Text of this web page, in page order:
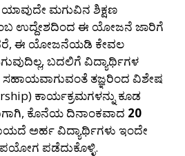
ಮಗುವಿನ ಶಿಕ್ಷಣ
ಉದ್ದೇಶದಿಂದ ಈ ಯೋಜನೆ ಜಾರಿಗೆ
ಈ ಯೋಜನೆಯಡಿ ಕೇವಲ
ಬದಲಿಗೆ ವಿದ್ಯಾರ್ಥಿಗಳ
ಸಹಾಯವಾಗುವಂತೆ ತಜ್ಞರಿಂದ ವಿಶೇಷ
ಕಾರ್ಯಕ್ರಮಗಳನ್ನು ಕೂಡ
ಕೊನೆಯ ದಿನಾಂಕವಾದ 20
ಅರ್ಹ ವಿದ್ಯಾರ್ಥಿಗಳು ಇಂದೇ
ಪಡೆದುಕೊಳ್ಳಿ.